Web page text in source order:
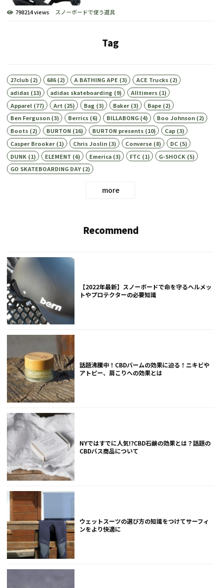
798214 views スノーボードで使う道具
Tag
27club(2) 686(2) A BATHING APE(3) ACE Trucks(2)
adidas(13) adidas skateboarding (9) Alltimers(1)
Apparel (77) Art (25) Bag (3) Baker(3) Bape(2)
Ben Ferguson(3) Berrics(6) BILLABONG(4) Boo Johnson(2)
Boots(2) BURTON (16) BURTON presents(10) Cap(3)
Casper Brooker(1) Chris Joslin(3) Converse(8) DC (5)
DUNK (1) ELEMENT (6) Emerica(3) FTC (1) G-SHOCK (5)
GO SKATEBOARDING DAY(2)
more
Recommend
【2022年最新】スノーボードで命を守るヘルメッ
トやプロテクターの必要知識
話題沸騰中！CBDバームの効果に迫る！ニキビや
アトピー、肩こりへの効果とは
NYではすでに人気!?CBD石鹸の効果とは？話題の
CBDバス商品について
ウェットスーツの選び方の知識をつけてサーフィ
ンをより快適に